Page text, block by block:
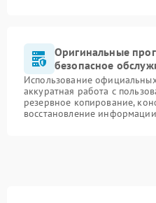
Оригинальные
безопасное
Использование
аккуратная работа с
резервное копирование,
восстановление